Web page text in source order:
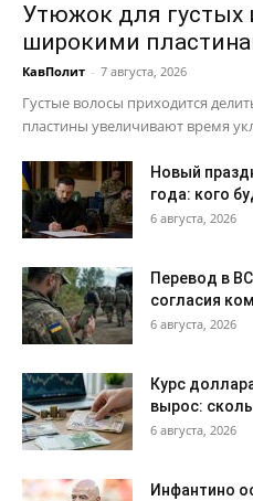
Утюжок для густых
широкими
КавПолит - 7 августа, 2026
Густые волосы приходится
пластины увеличивают время
Новый
года: кого
6 августа, 2026
Перевод в
согласия
6 августа, 2026
Курс
вырос:
6 августа, 2026
Инфантино